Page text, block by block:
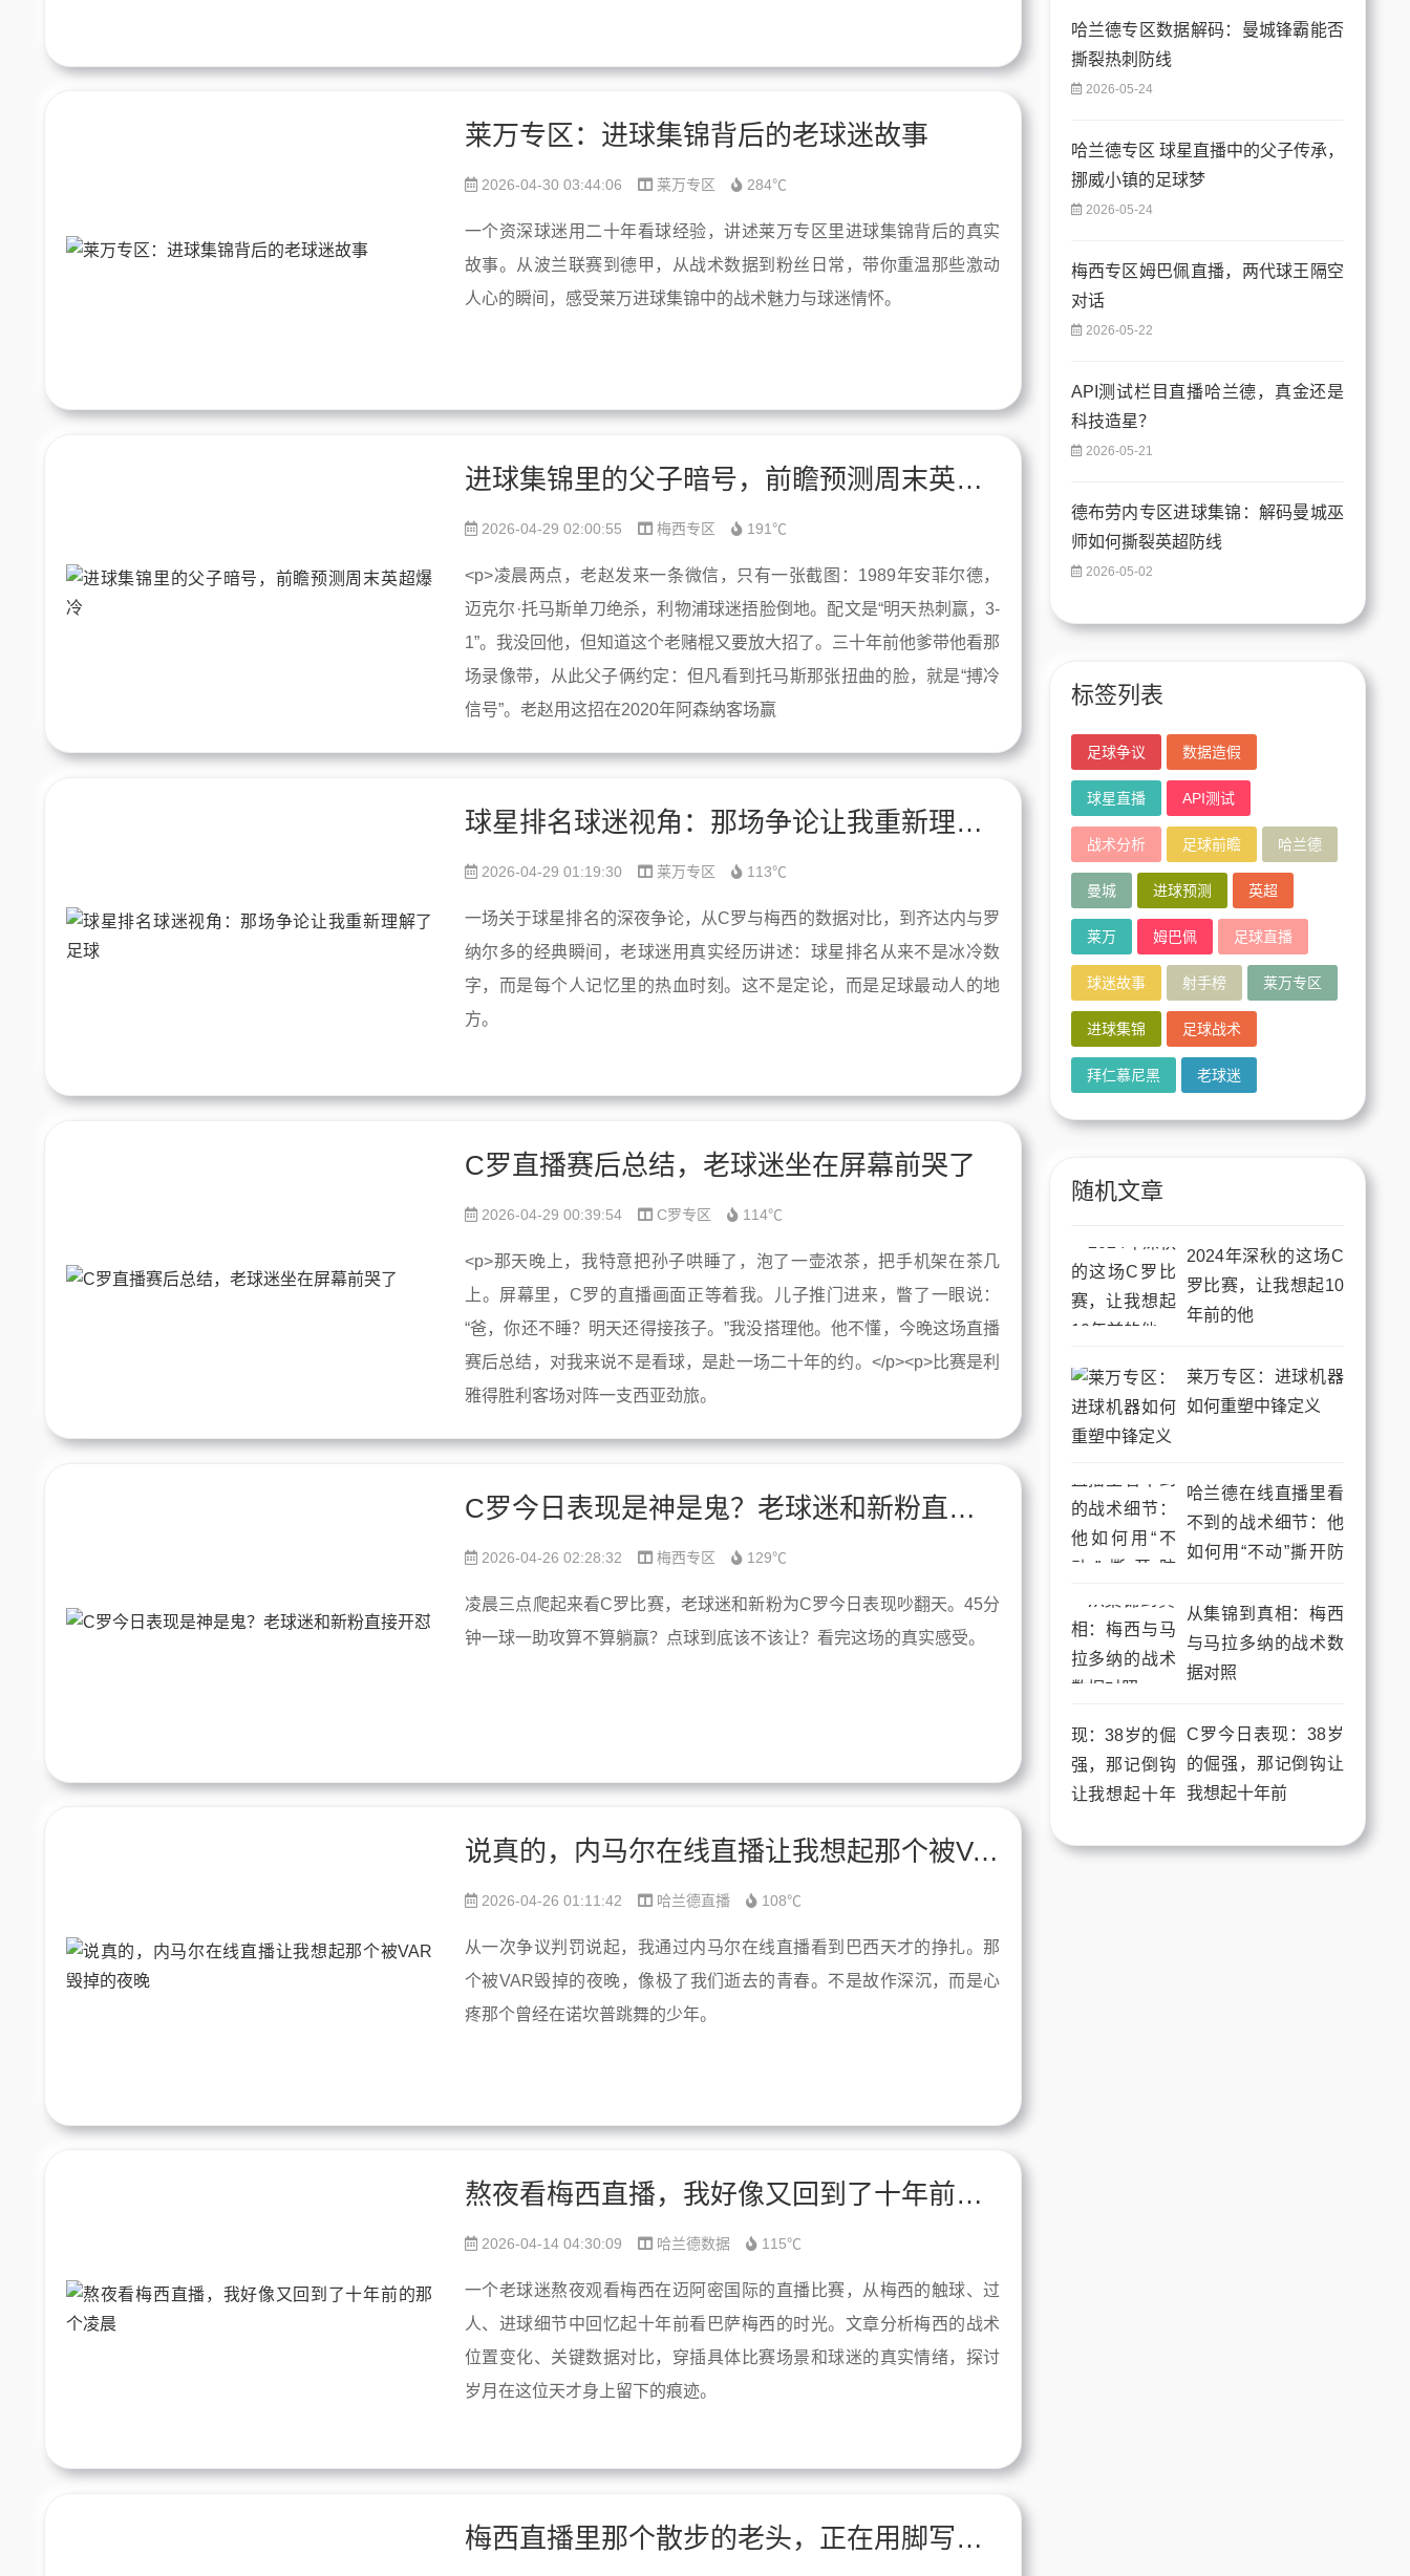
莱万专区：进球集锦背后的老球迷故事
2026-04-30 03:44:06 莱万专区 284℃
一个资深球迷用二十年看球经验，讲述莱万专区里进球集锦背后的真实
故事。从波兰联赛到德甲，从战术数据到粉丝日常，带你重温那些激动
人心的瞬间，感受莱万进球集锦中的战术魅力与球迷情怀。
进球集锦里的父子暗号，前瞻预测周末英超爆冷
2026-04-29 02:00:55 梅西专区 191℃
<p>凌晨两点，老赵发来一条微信，只有一张截图：1989年安菲尔德，
迈克尔·托马斯单刀绝杀，利物浦球迷捂脸倒地。配文是“明天热刺赢，3-
1”。我没回他，但知道这个老赌棍又要放大招了。三十年前他爹带他看那
场录像带，从此父子俩约定：但凡看到托马斯那张扭曲的脸，就是“搏冷
信号”。老赵用这招在2020年阿森纳客场赢
球星排名球迷视角：那场争论让我重新理解了足球
2026-04-29 01:19:30 莱万专区 113℃
一场关于球星排名的深夜争论，从C罗与梅西的数据对比，到齐达内与罗
纳尔多的经典瞬间，老球迷用真实经历讲述：球星排名从来不是冰冷数
字，而是每个人记忆里的热血时刻。这不是定论，而是足球最动人的地
方。
C罗直播赛后总结，老球迷坐在屏幕前哭了
2026-04-29 00:39:54 C罗专区 114℃
<p>那天晚上，我特意把孙子哄睡了，泡了一壶浓茶，把手机架在茶几
上。屏幕里，C罗的直播画面正等着我。儿子推门进来，瞥了一眼说：
“爸，你还不睡？明天还得接孩子。”我没搭理他。他不懂，今晚这场直播
赛后总结，对我来说不是看球，是赴一场二十年的约。</p><p>比赛是利
雅得胜利客场对阵一支西亚劲旅。
C罗今日表现是神是鬼？老球迷和新粉直接开怼
2026-04-26 02:28:32 梅西专区 129℃
凌晨三点爬起来看C罗比赛，老球迷和新粉为C罗今日表现吵翻天。45分
钟一球一助攻算不算躺赢？点球到底该不该让？看完这场的真实感受。
说真的，内马尔在线直播让我想起那个被VAR毁掉的夜晚
2026-04-26 01:11:42 哈兰德直播 108℃
从一次争议判罚说起，我通过内马尔在线直播看到巴西天才的挣扎。那
个被VAR毁掉的夜晚，像极了我们逝去的青春。不是故作深沉，而是心
疼那个曾经在诺坎普跳舞的少年。
熬夜看梅西直播，我好像又回到了十年前的那个凌晨
2026-04-14 04:30:09 哈兰德数据 115℃
一个老球迷熬夜观看梅西在迈阿密国际的直播比赛，从梅西的触球、过
人、进球细节中回忆起十年前看巴萨梅西的时光。文章分析梅西的战术
位置变化、关键数据对比，穿插具体比赛场景和球迷的真实情绪，探讨
岁月在这位天才身上留下的痕迹。
梅西直播里那个散步的老头，正在用脚写一本足球兵法
哈兰德专区数据解码：曼城锋霸能否
撕裂热刺防线
2026-05-24
哈兰德专区 球星直播中的父子传承，
挪威小镇的足球梦
2026-05-24
梅西专区姆巴佩直播，两代球王隔空
对话
2026-05-22
API测试栏目直播哈兰德，真金还是
科技造星？
2026-05-21
德布劳内专区进球集锦：解码曼城巫
师如何撕裂英超防线
2026-05-02
标签列表
足球争议 数据造假
球星直播 API测试
战术分析 足球前瞻 哈兰德
曼城 进球预测 英超
莱万 姆巴佩 足球直播
球迷故事 射手榜 莱万专区
进球集锦 足球战术
拜仁慕尼黑 老球迷
随机文章
2024年深秋的这场C
罗比赛，让我想起10
年前的他
莱万专区：进球机器
如何重塑中锋定义
哈兰德在线直播里看
不到的战术细节：他
如何用“不动”撕开防
从集锦到真相：梅西
与马拉多纳的战术数
据对照
C罗今日表现：38岁
的倔强，那记倒钩让
我想起十年前